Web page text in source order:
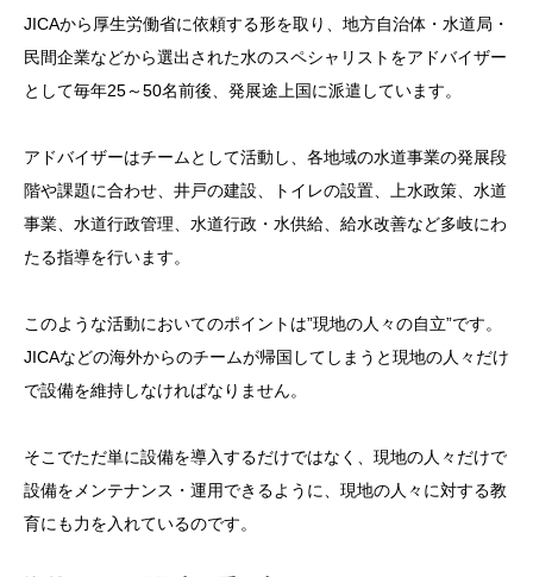
JICAから厚生労働省に依頼する形を取り、地方自治体・水道局・
民間企業などから選出された水のスペシャリストをアドバイザー
として毎年25～50名前後、発展途上国に派遣しています。
アドバイザーはチームとして活動し、各地域の水道事業の発展段
階や課題に合わせ、井戸の建設、トイレの設置、上水政策、水道
事業、水道行政管理、水道行政・水供給、給水改善など多岐にわ
たる指導を行います。
このような活動においてのポイントは”現地の人々の自立”です。
JICAなどの海外からのチームが帰国してしまうと現地の人々だけ
で設備を維持しなければなりません。
そこでただ単に設備を導入するだけではなく、現地の人々だけで
設備をメンテナンス・運用できるように、現地の人々に対する教
育にも力を入れているのです。